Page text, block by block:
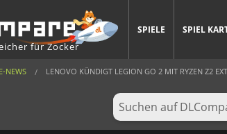
für Zocker
SPIELE SPIEL
NEWS LENOVO KÜNDIGT LEGION GO 2 MIT RYZEN Z2